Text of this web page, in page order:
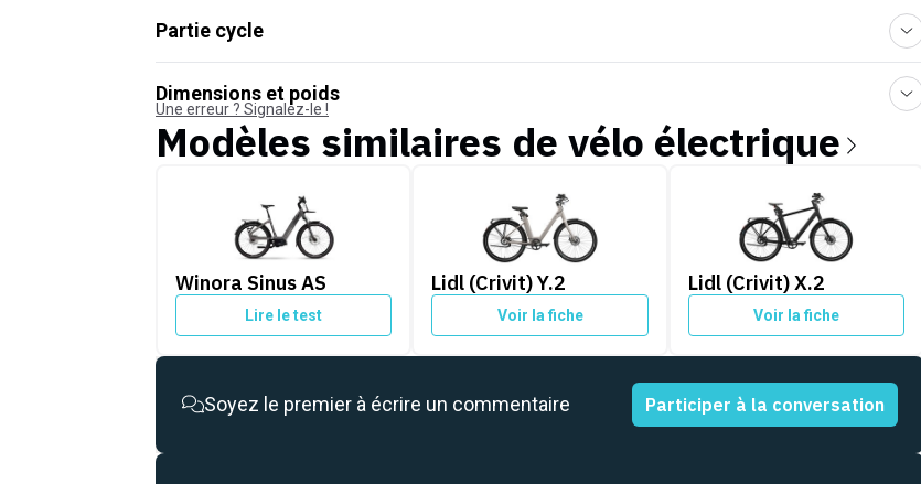
Partie cycle
Dimensions et poids
Une erreur ? Signalez-le !
Modèles similaires de vélo électrique
Winora Sinus AS
Winora Sinus AS
Lire le test
Lidl (Crivit) Y.2
Voir la fiche
Lidl (Crivit) X.2
Voir la fiche
Soyez le premier à écrire un commentaire Participer à la conversation